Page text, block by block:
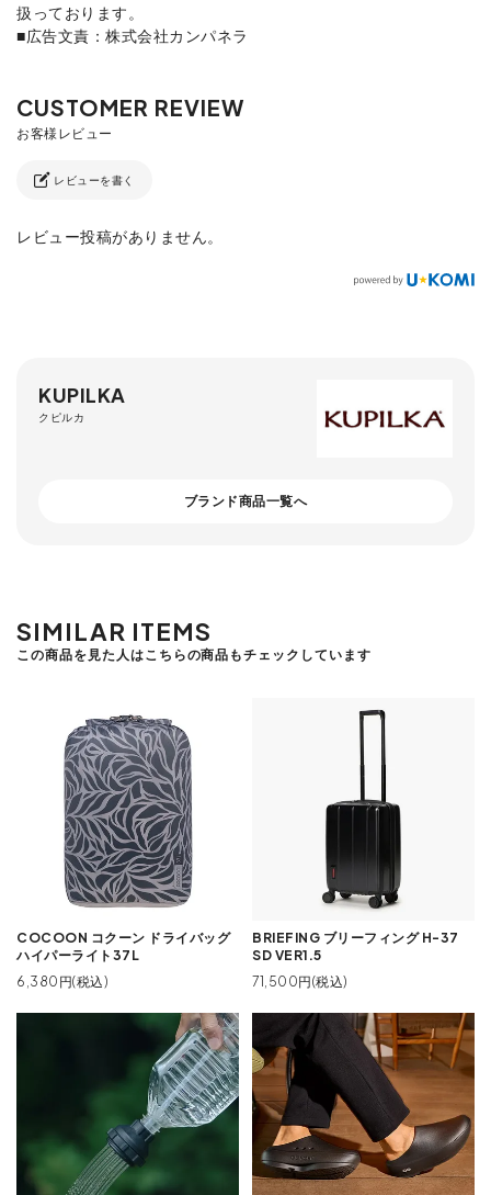
扱っております。
■広告文責：株式会社カンパネラ
レビューを書く
レビュー投稿がありません。
KUPILKA
クピルカ
ブランド商品一覧へ
SIMILAR ITEMS
この商品を見た人はこちらの商品もチェックしています
COCOON コクーン ドライバッグ
ハイパーライト37L
6,380円(税込)
BRIEFING ブリーフィング H-37
SD VER1.5
71,500円(税込)